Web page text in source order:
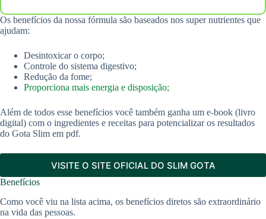
Os benefícios da nossa fórmula são baseados nos super nutrientes que
ajudam:
Desintoxicar o corpo;
Controle do sistema digestivo;
Redução da fome;
Proporciona mais energia e disposição;
Além de todos esse benefícios você também ganha um e-book (livro
digital) com o ingredientes e receitas para potencializar os resultados
do Gota Slim em pdf.
VISITE O SITE OFICIAL DO SLIM GOTA
Benefícios
Como você viu na lista acima, os benefícios diretos são extraordinário
na vida das pessoas.